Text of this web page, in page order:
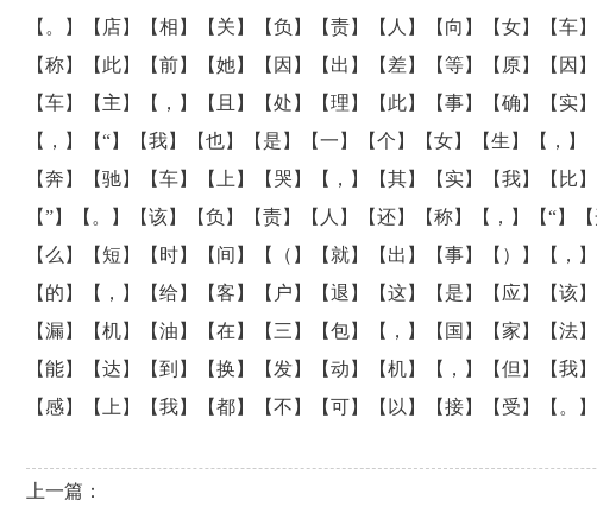
【。】【店】【相】【关】【负】【责】【人】【向】【女】【车
【称】【此】【前】【她】【因】【出】【差】【等】【原】【因
【车】【主】【，】【且】【处】【理】【此】【事】【确】【实
【，】【“】【我】【也】【是】【一】【个】【女】【生】【，】
【奔】【驰】【车】【上】【哭】【，】【其】【实】【我】【比
【”】【。】【该】【负】【责】【人】【还】【称】【，】【“】
【么】【短】【时】【间】【（】【就】【出】【事】【）】【，
【的】【，】【给】【客】【户】【退】【这】【是】【应】【该
【漏】【机】【油】【在】【三】【包】【，】【国】【家】【法
【能】【达】【到】【换】【发】【动】【机】【，】【但】【我
【感】【上】【我】【都】【不】【可】【以】【接】【受】【。
上一篇：